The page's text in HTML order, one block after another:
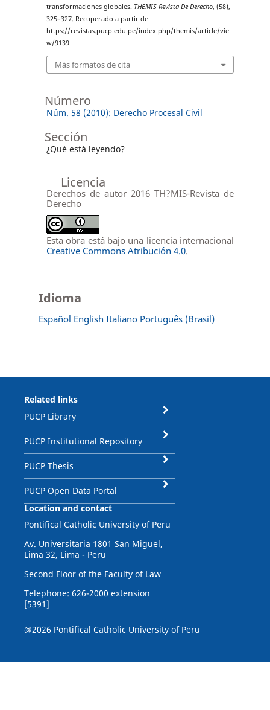
transformaciones globales. THEMIS Revista De Derecho, (58),
325–327. Recuperado a partir de
https://revistas.pucp.edu.pe/index.php/themis/article/vie
w/9139
Más formatos de cita
Número
Núm. 58 (2010): Derecho Procesal Civil
Sección
¿Qué está leyendo?
Licencia
Derechos de autor 2016 TH?MIS-Revista de
Derecho
Esta obra está bajo una licencia internacional
Creative Commons Atribución 4.0.
Idioma
Español English Italiano Português (Brasil)
Related links
PUCP Library
PUCP Institutional Repository
PUCP Thesis
PUCP Open Data Portal
Location and contact
Pontifical Catholic University of Peru
Av. Universitaria 1801 San Miguel,
Lima 32, Lima - Peru
Second Floor of the Faculty of Law
Telephone: 626-2000 extension
[5391]
@2026 Pontifical Catholic University of Peru